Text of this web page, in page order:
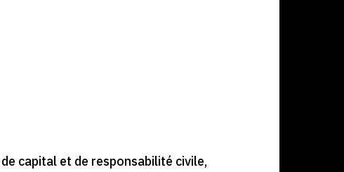
capital et de responsabilité civile,